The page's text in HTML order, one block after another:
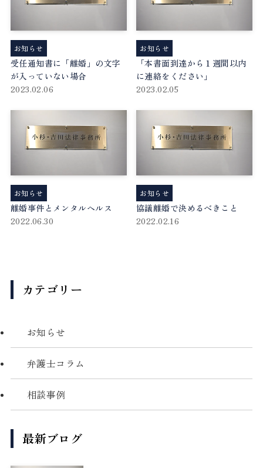
受任通知書に「離婚」の文字
が入っていない場合
2023.02.06
お知らせ
「本書面到達から１週間以内
に連絡をください」
2023.02.05
お知らせ
離婚事件とメンタルヘルス
2022.06.30
お知らせ
協議離婚で決めるべきこと
2022.02.16
お知らせ
カテゴリー
お知らせ
弁護士コラム
相談事例
最新ブログ